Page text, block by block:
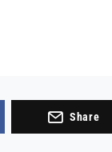
Share